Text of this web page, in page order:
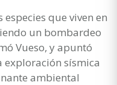
especies que viven en
un bombardeo
Vueso, y apuntó
exploración sísmica
ambiental